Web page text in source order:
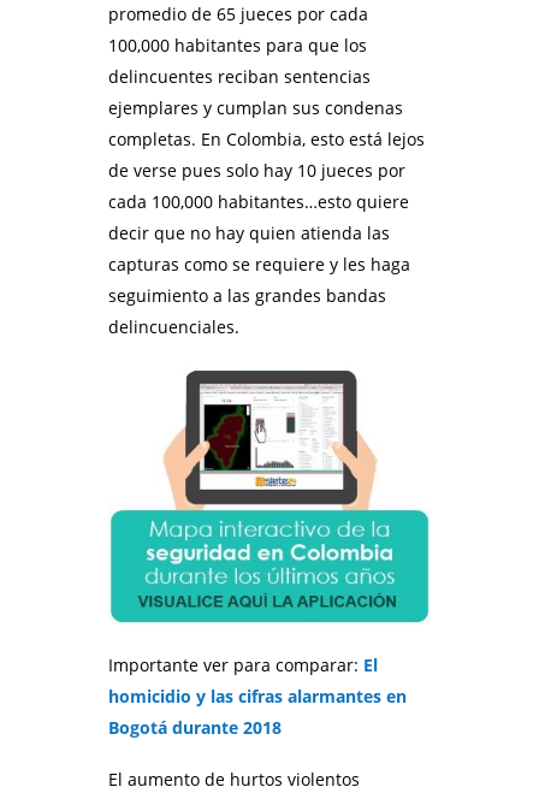
promedio de 65 jueces por cada
100,000 habitantes para que los
delincuentes reciban sentencias
ejemplares y cumplan sus condenas
completas. En Colombia, esto está lejos
de verse pues solo hay 10 jueces por
cada 100,000 habitantes…esto quiere
decir que no hay quien atienda las
capturas como se requiere y les haga
seguimiento a las grandes bandas
delincuenciales.
Importante ver para comparar: El
homicidio y las cifras alarmantes en
Bogotá durante 2018
El aumento de hurtos violentos